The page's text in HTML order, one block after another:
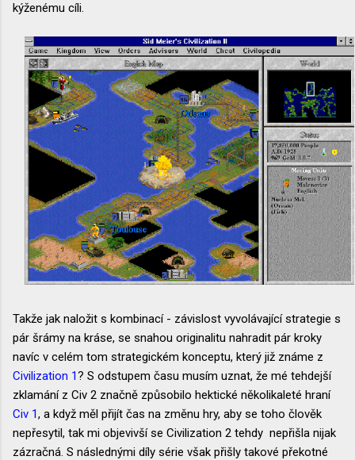
kýženému cíli.
Takže jak naložit s kombinací - závislost vyvolávající strategie s
pár šrámy na kráse, se snahou originalitu nahradit pár kroky
navíc v celém tom strategickém konceptu, který již známe z
Civilization 1? S odstupem času musím uznat, že mé tehdejší
zklamání z Civ 2 značně způsobilo hektické několikaleté hraní
Civ 1, a když měl přijít čas na změnu hry, aby se toho člověk
nepřesytil, tak mi objevivší se Civilization 2 tehdy nepřišla nijak
zázračná. S následnými díly série však přišly takové překotné